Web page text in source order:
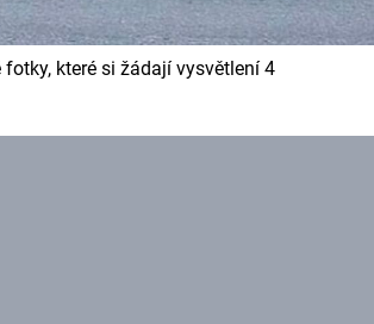
fotky, které si žádají vysvětlení 4